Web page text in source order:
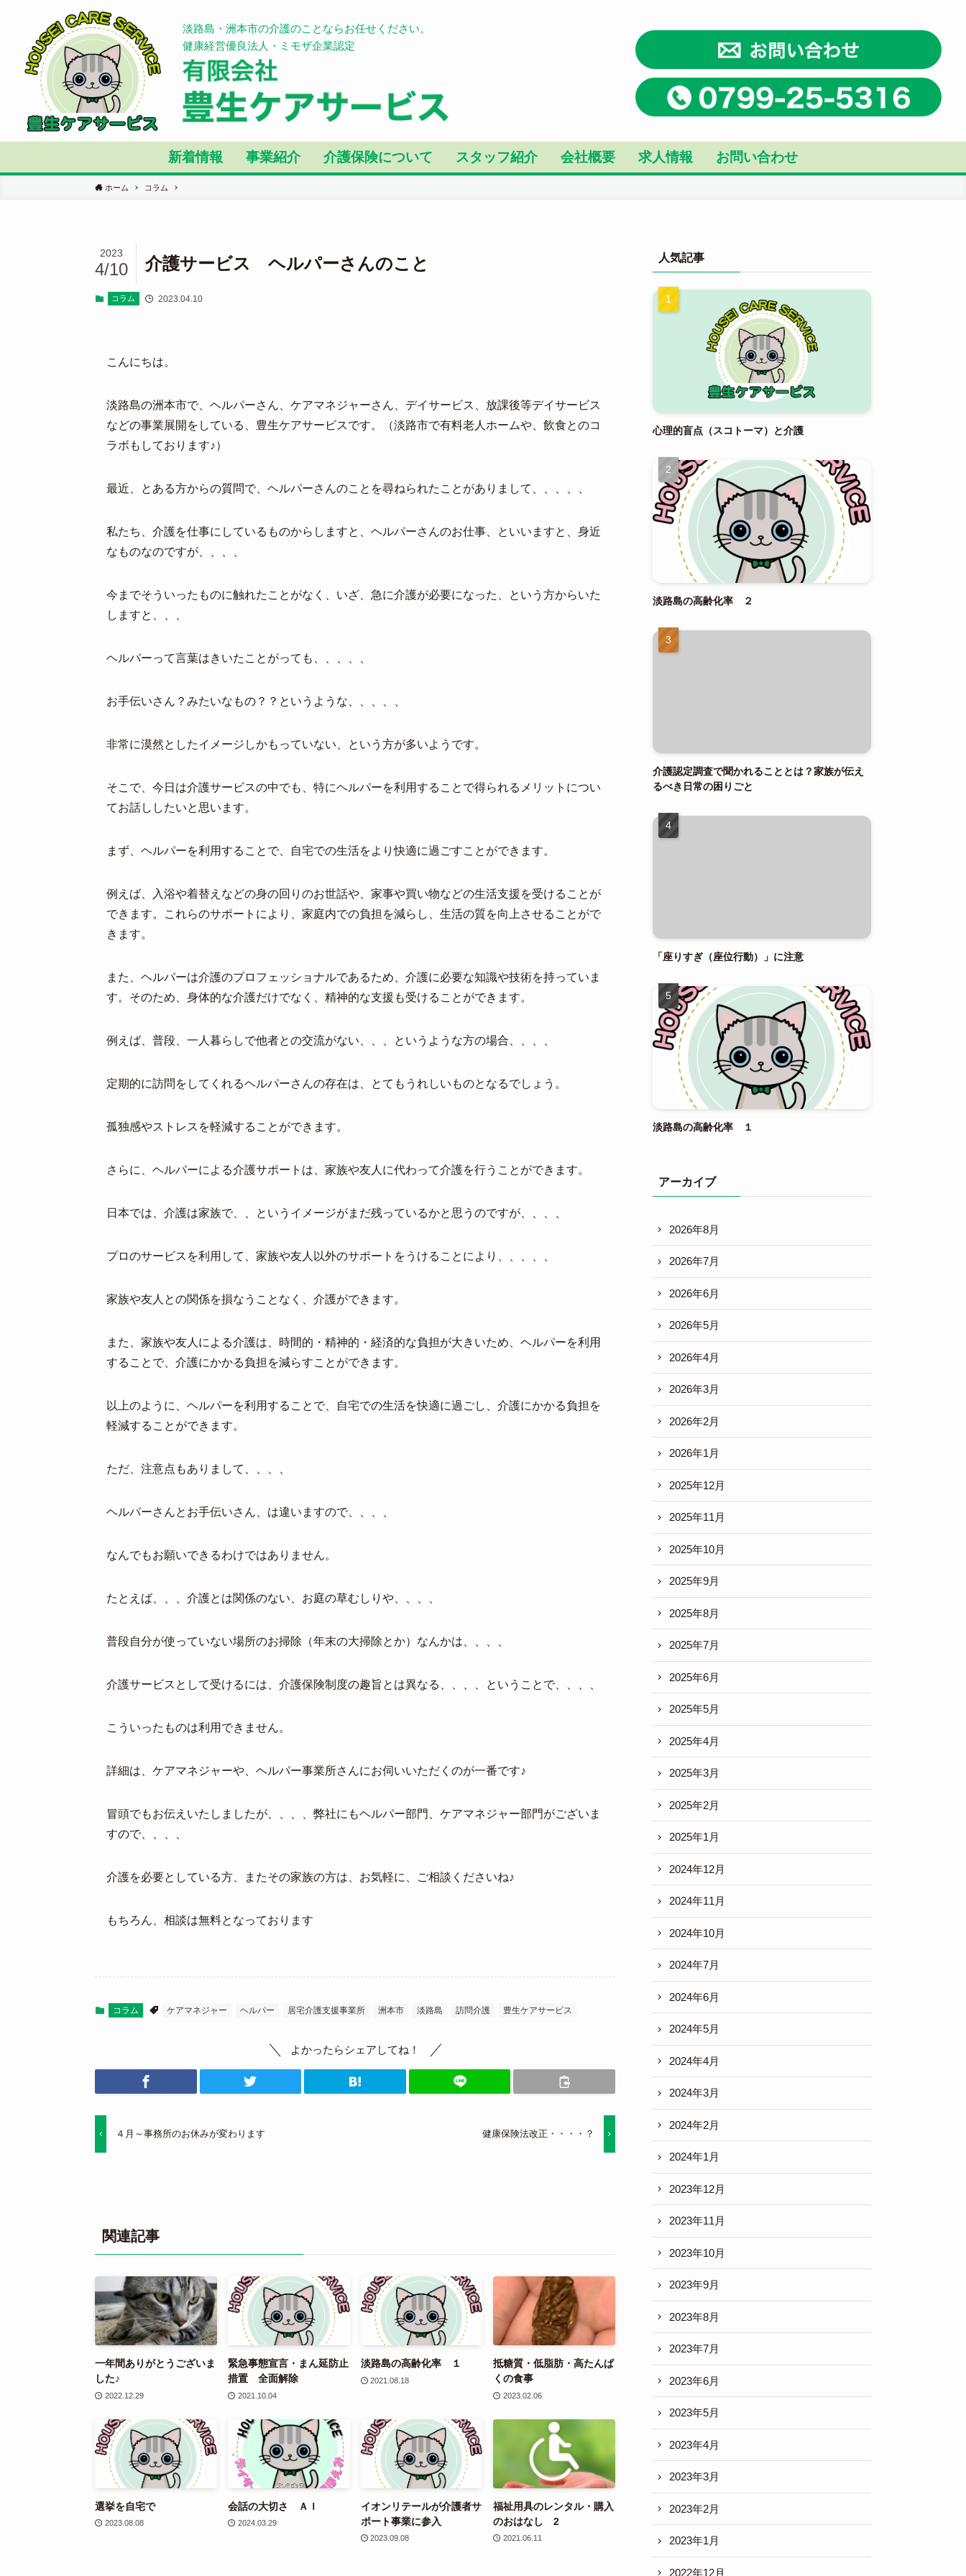
淡路島・洲本市の介護のことならお任せください。
健康経営優良法人・ミモザ企業認定
新着情報 事業紹介 介護保険について スタッフ紹介 会社概要 求人情報 お問い合わせ
ホーム コラム
介護サービス ヘルパーさんのこと
2023
4/10
コラム 2023.04.10
こんにちは。
淡路島の洲本市で、ヘルパーさん、ケアマネジャーさん、デイサービス、放課後等デイサービス
などの事業展開をしている、豊生ケアサービスです。（淡路市で有料老人ホームや、飲食とのコ
ラボもしております♪）
最近、とある方からの質問で、ヘルパーさんのことを尋ねられたことがありまして、、、、、
私たち、介護を仕事にしているものからしますと、ヘルパーさんのお仕事、といいますと、身近
なものなのですが、、、、
今までそういったものに触れたことがなく、いざ、急に介護が必要になった、という方からいた
しますと、、、
ヘルパーって言葉はきいたことがっても、、、、、
お手伝いさん？みたいなもの？？というような、、、、、
非常に漠然としたイメージしかもっていない、という方が多いようです。
そこで、今日は介護サービスの中でも、特にヘルパーを利用することで得られるメリットについ
てお話ししたいと思います。
まず、ヘルパーを利用することで、自宅での生活をより快適に過ごすことができます。
例えば、入浴や着替えなどの身の回りのお世話や、家事や買い物などの生活支援を受けることが
できます。これらのサポートにより、家庭内での負担を減らし、生活の質を向上させることがで
きます。
また、ヘルパーは介護のプロフェッショナルであるため、介護に必要な知識や技術を持っていま
す。そのため、身体的な介護だけでなく、精神的な支援も受けることができます。
例えば、普段、一人暮らしで他者との交流がない、、、というような方の場合、、、、
定期的に訪問をしてくれるヘルパーさんの存在は、とてもうれしいものとなるでしょう。
孤独感やストレスを軽減することができます。
さらに、ヘルパーによる介護サポートは、家族や友人に代わって介護を行うことができます。
日本では、介護は家族で、、というイメージがまだ残っているかと思うのですが、、、、
プロのサービスを利用して、家族や友人以外のサポートをうけることにより、、、、、
家族や友人との関係を損なうことなく、介護ができます。
また、家族や友人による介護は、時間的・精神的・経済的な負担が大きいため、ヘルパーを利用
することで、介護にかかる負担を減らすことができます。
以上のように、ヘルパーを利用することで、自宅での生活を快適に過ごし、介護にかかる負担を
軽減することができます。
ただ、注意点もありまして、、、、
ヘルパーさんとお手伝いさん、は違いますので、、、、
なんでもお願いできるわけではありません。
たとえば、、、介護とは関係のない、お庭の草むしりや、、、、
普段自分が使っていない場所のお掃除（年末の大掃除とか）なんかは、、、、
介護サービスとして受けるには、介護保険制度の趣旨とは異なる、、、、ということで、、、、
こういったものは利用できません。
詳細は、ケアマネジャーや、ヘルパー事業所さんにお伺いいただくのが一番です♪
冒頭でもお伝えいたしましたが、、、、弊社にもヘルパー部門、ケアマネジャー部門がございま
すので、、、、
介護を必要としている方、またその家族の方は、お気軽に、ご相談くださいね♪
もちろん、相談は無料となっております
コラム ケアマネジャー ヘルパー 居宅介護支援事業所 洲本市 淡路島 訪問介護 豊生ケアサービス
よかったらシェアしてね！
４月～事務所のお休みが変わります 健康保険法改正・・・・？
関連記事
一年間ありがとうございま
した♪
2022.12.29
緊急事態宣言・まん延防止
措置 全面解除
2021.10.04
淡路島の高齢化率 １
2021.08.18
抵糖質・低脂肪・高たんぱ
くの食事
2023.02.06
選挙を自宅で
2023.08.08
会話の大切さ ＡＩ
2024.03.29
イオンリテールが介護者サ
ポート事業に参入
2023.09.08
福祉用具のレンタル・購入
のおはなし 2
2021.06.11
人気記事
心理的盲点（スコトーマ）と介護
淡路島の高齢化率 ２
介護認定調査で聞かれることとは？家族が伝え
るべき日常の困りごと
「座りすぎ（座位行動）」に注意
淡路島の高齢化率 １
アーカイブ
2026年8月
2026年7月
2026年6月
2026年5月
2026年4月
2026年3月
2026年2月
2026年1月
2025年12月
2025年11月
2025年10月
2025年9月
2025年8月
2025年7月
2025年6月
2025年5月
2025年4月
2025年3月
2025年2月
2025年1月
2024年12月
2024年11月
2024年10月
2024年7月
2024年6月
2024年5月
2024年4月
2024年3月
2024年2月
2024年1月
2023年12月
2023年11月
2023年10月
2023年9月
2023年8月
2023年7月
2023年6月
2023年5月
2023年4月
2023年3月
2023年2月
2023年1月
2022年12月